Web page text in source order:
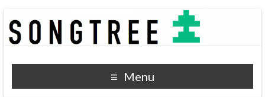
SONGTREE
洋楽歌詞の和訳なら
Menu